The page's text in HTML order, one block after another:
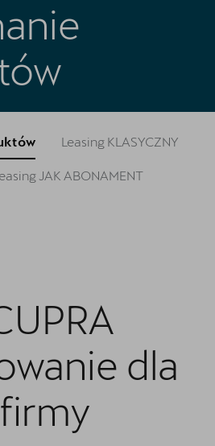
Leasing KLASYCZNY
JAK ABONAMENT
dla